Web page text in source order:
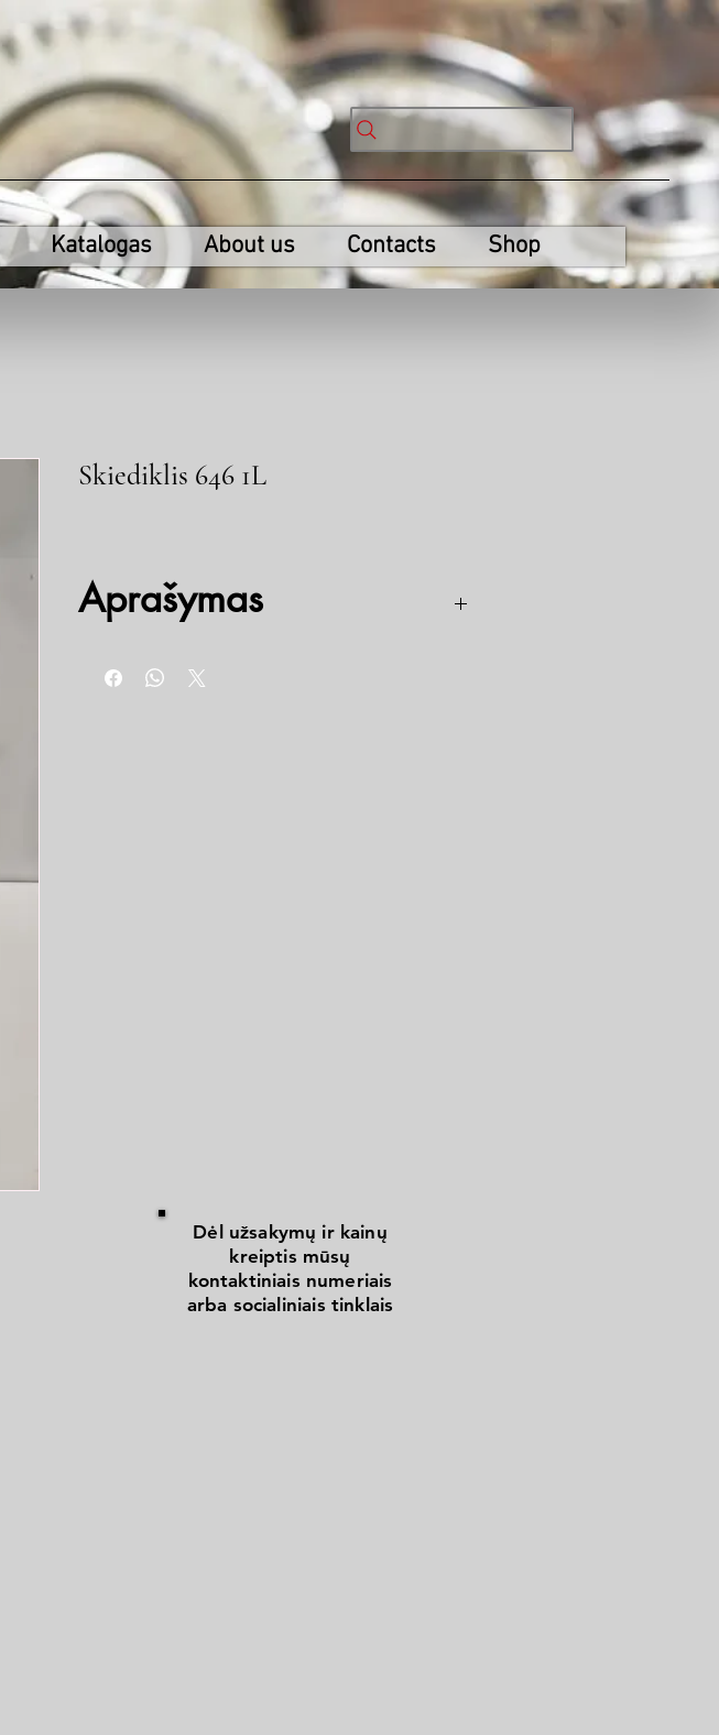
Katalogas About us Contacts Shop
Skiediklis 646 1L
Aprašymas
reikiamo klampumo.
Dėl užsakymų ir kainų
kreiptis mūsų
kontaktiniais numeriais
arba socialiniais tinklais